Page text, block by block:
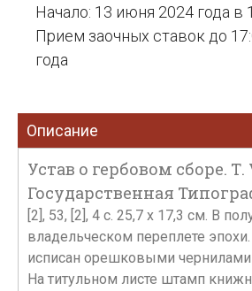
Начало: 13 июня 2024 года в
Прием заочных ставок до
года
Описание
Устав о гербовом сборе. Т.
Государственная
[2], 53, [2], 4 с. 25,7 х 17,3 см. В
владельческом переплете
исписан орешковыми чернилами
На титульном листе штамп